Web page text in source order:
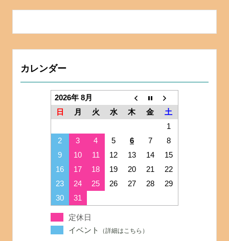
カレンダー
2026年 8月
日
月 火 水 木 金
土
1
2
3 4 5 6 7
8
9
10 11 12 13 14
15
16
17 18 19 20 21
22
23
24 25 26 27 28
29
30
31
定休日
イベント